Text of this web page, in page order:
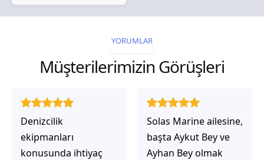
YORUMLAR
Müşterilerimizin Görüşleri
Solas Marine ailesine,
başta Aykut Bey ve
Ayhan Bey olmak
Solas Marine ile
çalıştığınızda,
işlerinin gerçekten